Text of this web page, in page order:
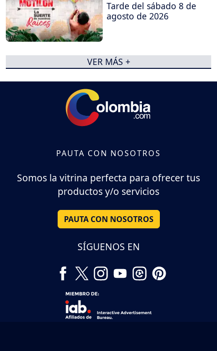
Tarde del sábado 8 de
agosto de 2026
VER MÁS +
PAUTA CON NOSOTROS
Somos la vitrina perfecta para ofrecer tus
productos y/o servicios
PAUTA CON NOSOTROS
SÍGUENOS EN